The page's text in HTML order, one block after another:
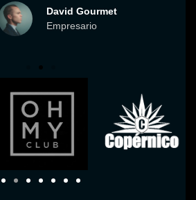
David Gourmet
Empresario